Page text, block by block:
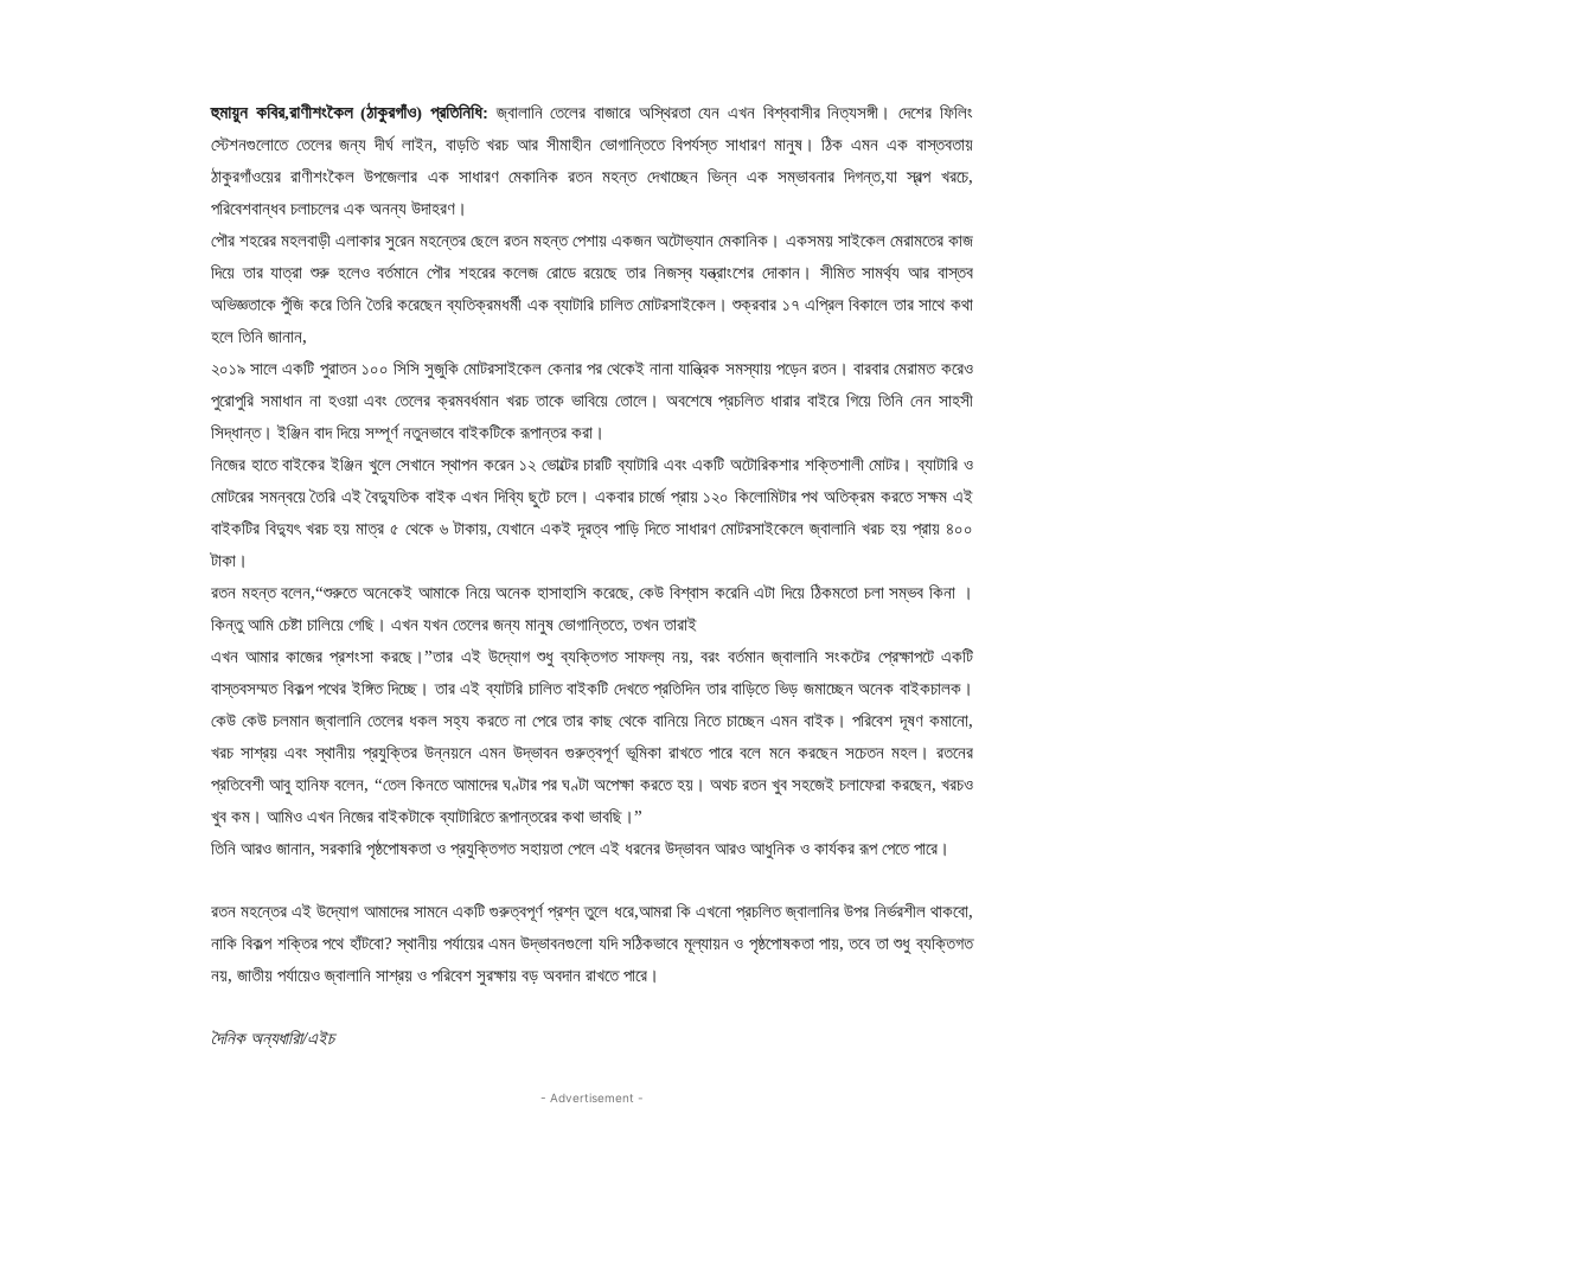
হুমায়ুন কবির,রাণীশংকৈল (ঠাকুরগাঁও) প্রতিনিধি: জ্বালানি তেলের বাজারে অস্থিরতা যেন এখন বিশ্ববাসীর নিত্যসঙ্গী। দেশের ফিলিং
স্টেশনগুলোতে তেলের জন্য দীর্ঘ লাইন, বাড়তি খরচ আর সীমাহীন ভোগান্তিতে বিপর্যস্ত সাধারণ মানুষ। ঠিক এমন এক বাস্তবতায়
ঠাকুরগাঁওয়ের রাণীশংকৈল উপজেলার এক সাধারণ মেকানিক রতন মহন্ত দেখাচ্ছেন ভিন্ন এক সম্ভাবনার দিগন্ত,যা স্বল্প খরচে,
পরিবেশবান্ধব চলাচলের এক অনন্য উদাহরণ।
পৌর শহরের মহলবাড়ী এলাকার সুরেন মহন্তের ছেলে রতন মহন্ত পেশায় একজন অটোভ্যান মেকানিক। একসময় সাইকেল মেরামতের কাজ
দিয়ে তার যাত্রা শুরু হলেও বর্তমানে পৌর শহরের কলেজ রোডে রয়েছে তার নিজস্ব যন্ত্রাংশের দোকান। সীমিত সামর্থ্য আর বাস্তব
অভিজ্ঞতাকে পুঁজি করে তিনি তৈরি করেছেন ব্যতিক্রমধর্মী এক ব্যাটারি চালিত মোটরসাইকেল। শুক্রবার ১৭ এপ্রিল বিকালে তার সাথে কথা
হলে তিনি জানান,
২০১৯ সালে একটি পুরাতন ১০০ সিসি সুজুকি মোটরসাইকেল কেনার পর থেকেই নানা যান্ত্রিক সমস্যায় পড়েন রতন। বারবার মেরামত করেও
পুরোপুরি সমাধান না হওয়া এবং তেলের ক্রমবর্ধমান খরচ তাকে ভাবিয়ে তোলে। অবশেষে প্রচলিত ধারার বাইরে গিয়ে তিনি নেন সাহসী
সিদ্ধান্ত। ইঞ্জিন বাদ দিয়ে সম্পূর্ণ নতুনভাবে বাইকটিকে রূপান্তর করা।
নিজের হাতে বাইকের ইঞ্জিন খুলে সেখানে স্থাপন করেন ১২ ভোল্টের চারটি ব্যাটারি এবং একটি অটোরিকশার শক্তিশালী মোটর। ব্যাটারি ও
মোটরের সমন্বয়ে তৈরি এই বৈদ্যুতিক বাইক এখন দিব্যি ছুটে চলে। একবার চার্জে প্রায় ১২০ কিলোমিটার পথ অতিক্রম করতে সক্ষম এই
বাইকটির বিদ্যুৎ খরচ হয় মাত্র ৫ থেকে ৬ টাকায়, যেখানে একই দূরত্ব পাড়ি দিতে সাধারণ মোটরসাইকেলে জ্বালানি খরচ হয় প্রায় ৪০০
টাকা।
রতন মহন্ত বলেন,“শুরুতে অনেকেই আমাকে নিয়ে অনেক হাসাহাসি করেছে, কেউ বিশ্বাস করেনি এটা দিয়ে ঠিকমতো চলা সম্ভব কিনা ।
কিন্তু আমি চেষ্টা চালিয়ে গেছি। এখন যখন তেলের জন্য মানুষ ভোগান্তিতে, তখন তারাই
এখন আমার কাজের প্রশংসা করছে।”তার এই উদ্যোগ শুধু ব্যক্তিগত সাফল্য নয়, বরং বর্তমান জ্বালানি সংকটের প্রেক্ষাপটে একটি
বাস্তবসম্মত বিকল্প পথের ইঙ্গিত দিচ্ছে। তার এই ব্যাটরি চালিত বাইকটি দেখতে প্রতিদিন তার বাড়িতে ভিড় জমাচ্ছেন অনেক বাইকচালক।
কেউ কেউ চলমান জ্বালানি তেলের ধকল সহ্য করতে না পেরে তার কাছ থেকে বানিয়ে নিতে চাচ্ছেন এমন বাইক। পরিবেশ দূষণ কমানো,
খরচ সাশ্রয় এবং স্থানীয় প্রযুক্তির উন্নয়নে এমন উদ্ভাবন গুরুত্বপূর্ণ ভূমিকা রাখতে পারে বলে মনে করছেন সচেতন মহল। রতনের
প্রতিবেশী আবু হানিফ বলেন, “তেল কিনতে আমাদের ঘণ্টার পর ঘণ্টা অপেক্ষা করতে হয়। অথচ রতন খুব সহজেই চলাফেরা করছেন, খরচও
খুব কম। আমিও এখন নিজের বাইকটাকে ব্যাটারিতে রূপান্তরের কথা ভাবছি।”
তিনি আরও জানান, সরকারি পৃষ্ঠপোষকতা ও প্রযুক্তিগত সহায়তা পেলে এই ধরনের উদ্ভাবন আরও আধুনিক ও কার্যকর রূপ পেতে পারে।
রতন মহন্তের এই উদ্যোগ আমাদের সামনে একটি গুরুত্বপূর্ণ প্রশ্ন তুলে ধরে,আমরা কি এখনো প্রচলিত জ্বালানির উপর নির্ভরশীল থাকবো,
নাকি বিকল্প শক্তির পথে হাঁটবো? স্থানীয় পর্যায়ের এমন উদ্ভাবনগুলো যদি সঠিকভাবে মূল্যায়ন ও পৃষ্ঠপোষকতা পায়, তবে তা শুধু ব্যক্তিগত
নয়, জাতীয় পর্যায়েও জ্বালানি সাশ্রয় ও পরিবেশ সুরক্ষায় বড় অবদান রাখতে পারে।
দৈনিক অন্যধারাি/এইচ
- Advertisement -